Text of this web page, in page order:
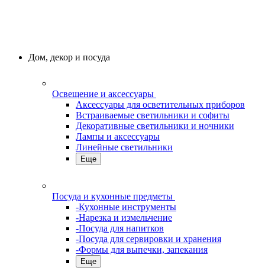
Дом, декор и посуда
Освещение и аксессуары
Аксессуары для осветительных приборов
Встраиваемые светильники и софиты
Декоративные светильники и ночники
Лампы и аксессуары
Линейные светильники
Еще
Посуда и кухонные предметы
-Кухонные инструменты
-Нарезка и измельчение
-Посуда для напитков
-Посуда для сервировки и хранения
-Формы для выпечки, запекания
Еще